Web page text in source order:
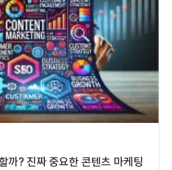
까? 진짜 중요한 콘텐츠 마케팅